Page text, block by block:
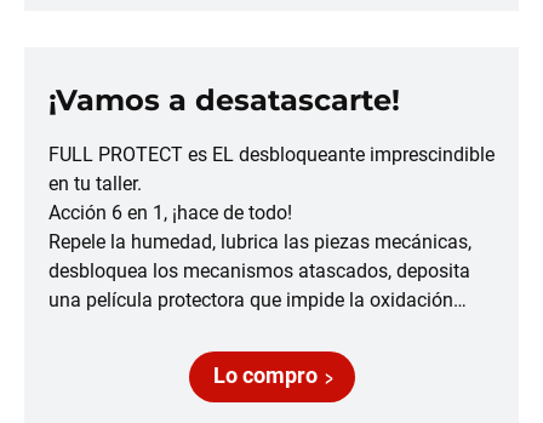
¡Vamos a desatascarte!
FULL PROTECT es EL desbloqueante imprescindible
en tu taller.
Acción 6 en 1, ¡hace de todo!
Repele la humedad, lubrica las piezas mecánicas,
desbloquea los mecanismos atascados, deposita
una película protectora que impide la oxidación…
Lo compro